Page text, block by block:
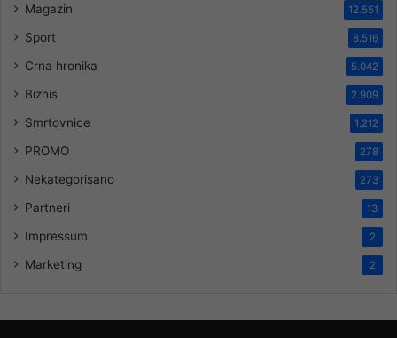
Magazin 12.551
Sport 8.516
Crna hronika 5.042
Biznis 2.909
Smrtovnice 1.212
PROMO 278
Nekategorisano 273
Partneri 13
Impressum 2
Marketing 2